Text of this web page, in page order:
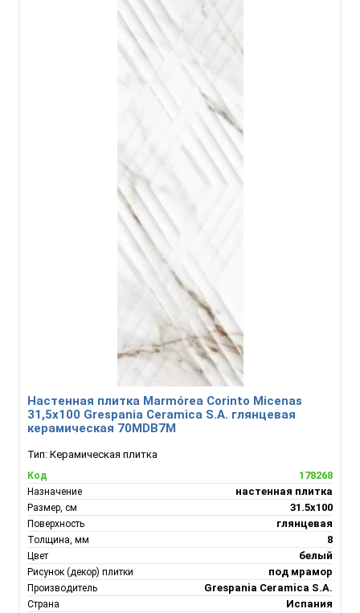
Настенная плитка Marmórea Corinto Micenas
31,5x100 Grespania Ceramica S.A. глянцевая
керамическая 70MDB7M
Тип: Керамическая плитка
Код 178268
Назначение настенная плитка
Размер, см 31.5х100
Поверхность глянцевая
Толщина, мм 8
Цвет белый
Рисунок (декор) плитки под мрамор
Производитель Grespania Ceramica S.A.
Страна Испания